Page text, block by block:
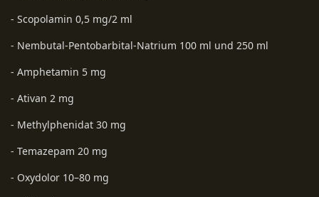
- Scopolamin 0,5 mg/2 ml
- Nembutal-Pentobarbital-Natrium 100 ml und 250 ml
- Amphetamin 5 mg
- Ativan 2 mg
- Methylphenidat 30 mg
- Temazepam 20 mg
- Oxydolor 10–80 mg